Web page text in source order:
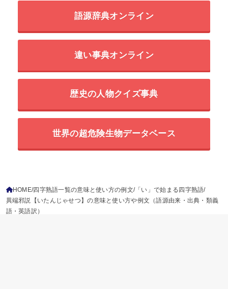
語源辞典オンライン
違い事典オンライン
歴史の人物クイズ事典
世界の超危険生物データベース
HOME 四字熟語一覧の意味と使い方の例文
「い」で始まる四字熟語
異端邪説【いたんじゃせつ】の意味と使い方や例文（語源由来・出典・類義
語・英語訳）